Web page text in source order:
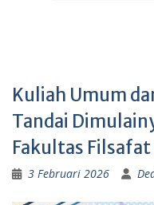
Kuliah Umum
Tandai
Fakultas
3 Februari 2026